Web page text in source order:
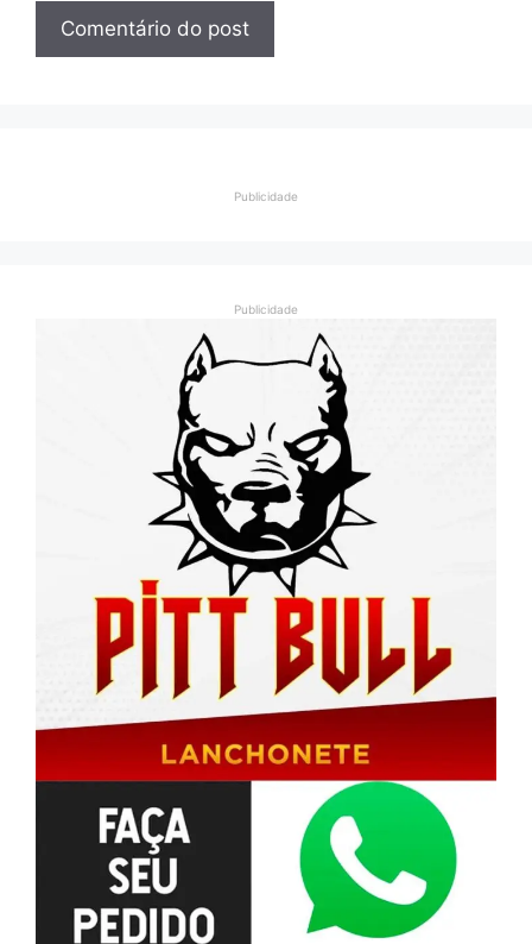
Publicidade
Publicidade